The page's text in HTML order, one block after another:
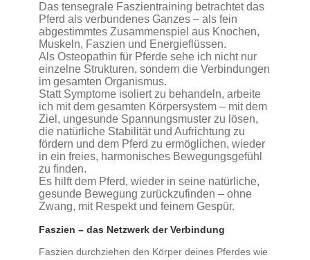
Das tensegrale Faszientraining betrachtet das
Pferd als verbundenes Ganzes – als fein
abgestimmtes Zusammenspiel aus Knochen,
Muskeln, Faszien und Energieflüssen.
Als Osteopathin für Pferde sehe ich nicht nur
einzelne Strukturen, sondern die Verbindungen
im gesamten Organismus.
Statt Symptome isoliert zu behandeln, arbeite
ich mit dem gesamten Körpersystem – mit dem
Ziel, ungesunde Spannungsmuster zu lösen,
die natürliche Stabilität und Aufrichtung zu
fördern und dem Pferd zu ermöglichen, wieder
in ein freies, harmonisches Bewegungsgefühl
zu finden.
Es hilft dem Pferd, wieder in seine natürliche,
gesunde Bewegung zurückzufinden – ohne
Zwang, mit Respekt und feinem Gespür.
Faszien – das Netzwerk der Verbindung
Faszien durchziehen den Körper deines Pferdes wie